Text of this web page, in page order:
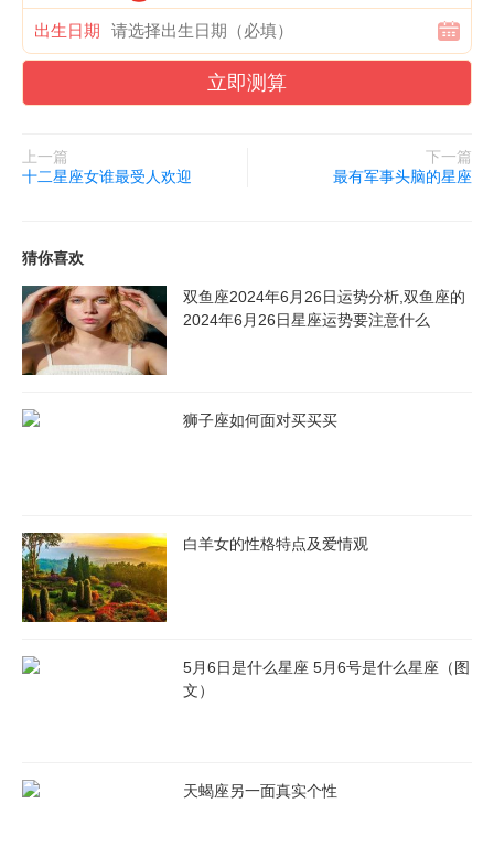
他也是很容易被感动的,特别是在你的长相上,他看起来很是自信的,
但是你在白羊男面前的时候不要表现得太过于柔弱哦!否则白羊男
是对你的好感就不会长久的。
出生日期
立即测算
上一篇
十二星座女谁最受人欢迎
下一篇
最有军事头脑的星座
猜你喜欢
双鱼座2024年6月26日运势分析,双鱼座的
2024年6月26日星座运势要注意什么
狮子座如何面对买买买
白羊女的性格特点及爱情观
5月6日是什么星座 5月6号是什么星座（图
文）
天蝎座另一面真实个性